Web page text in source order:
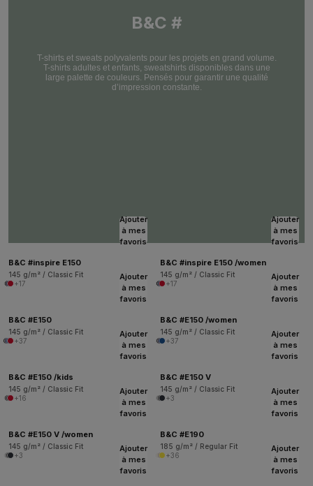
B&C #
T-shirts et sweats polyvalents pour les projets en grand volume.
T-shirts adultes et enfants, sweatshirts disponibles dans une
large palette de couleurs. Pensés pour garantir une qualité
d’impression constante.
Ajouter
à mes
favoris
B&C #inspire E150
145 g/m² / Classic Fit
+17
Ajouter
à mes
favoris
B&C #inspire E150 /women
145 g/m² / Classic Fit
+17
Ajouter
à mes
favoris
B&C #E150
145 g/m² / Classic Fit
+37
Ajouter
à mes
favoris
B&C #E150 /women
145 g/m² / Classic Fit
+37
Ajouter
à mes
favoris
B&C #E150 /kids
145 g/m² / Classic Fit
+16
Ajouter
à mes
favoris
B&C #E150 V
145 g/m² / Classic Fit
+3
Ajouter
à mes
favoris
B&C #E150 V /women
145 g/m² / Classic Fit
+3
Ajouter
à mes
favoris
B&C #E190
185 g/m² / Regular Fit
+36
Ajouter
à mes
favoris
Ajouter
à mes
favoris